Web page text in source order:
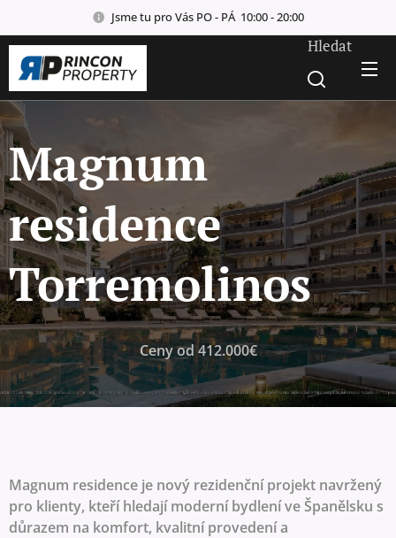
Jsme tu pro Vás PO - PÁ 10:00 - 20:00
Hledat
Magnum
residence
Torremolinos
Ceny od 412.000€
Magnum residence je nový rezidenční projekt navržený
pro klienty, kteří hledají moderní bydlení ve Španělsku s
důrazem na komfort, kvalitní provedení a